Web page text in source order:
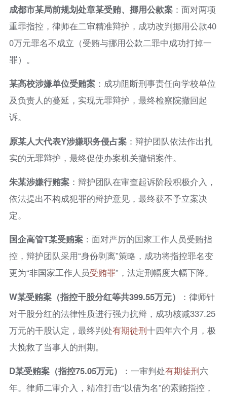
成都市某局前规划处章某受贿、挪用公款案：面对两项
重罪指控，律师在二审精准辩护，成功改判挪用公款40
0万元罪名不成立（受贿与挪用公款二罪中成功打掉一
罪）。
某高校涉嫌单位受贿案：成功阻断刑事责任向学校单位
及负责人的蔓延，实现无罪辩护，最终检察院撤回起
诉。
原某人大代表Y涉嫌职务侵占案：辩护团队依法作出扎
实的无罪辩护，最终促使办案机关撤销案件。
朱某涉嫌行贿案：辩护团队在审查起诉阶段积极介入，
依法提出不构成犯罪的辩护意见，最终获不予立案决
定。
国企高管T某受贿案：面对严厉的国家工作人员受贿指
控，辩护团队采用“身份剥离”策略，成功将指控罪名变
更为“非国家工作人员受贿罪”，法定刑幅度大幅下降。
W某受贿案（指控干股分红等共399.55万元）
：律师针
对干股分红的法律性质进行强力抗辩，成功核减337.25
万元的干股认定，最终判处有期徒刑十四年六个月，极
大挽救了当事人的刑期。
D某受贿案（指控75.05万元）
：一审判处有期徒刑六
年。律师二审介入，精准打击“以借为名”的索贿指控，